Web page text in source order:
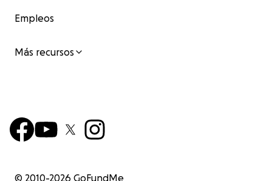
Empleos
Más recursos
© 2010-2026 GoFundMe